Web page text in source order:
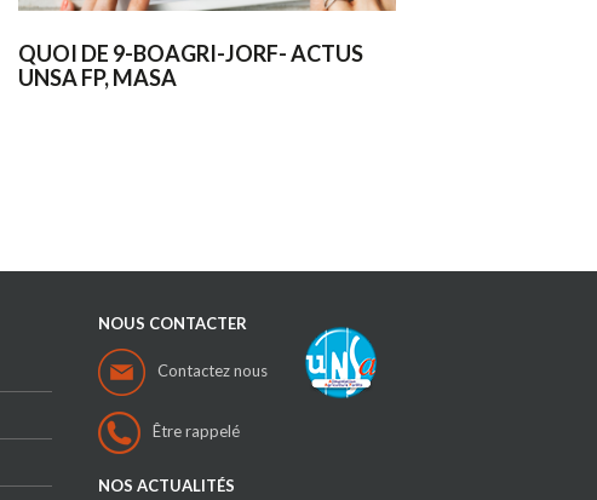
QUOI DE 9-BOAGRI-JORF- ACTUS
UNSA FP, MASA
NOUS CONTACTER
Contactez nous
Être rappelé
NOS ACTUALITÉS